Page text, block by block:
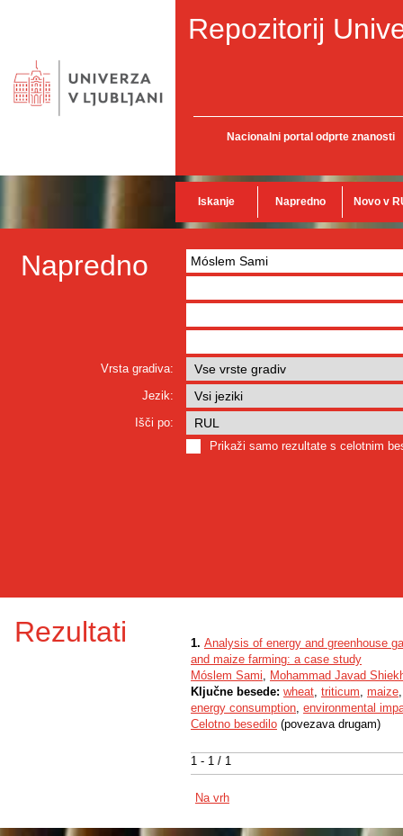
Repozitorij
Nacionalni portal odprte znanosti
Iskanje Napredno Novo v
Napredno
Vrsta gradiva:
Jezik:
Išči po:
Prikaži samo rezultate s celotnim
Rezultati
1 - 1 / 1
1. Analysis of energy and greenhouse
and maize farming: a case study
Móslem Sami, Mohammad Javad
Ključne besede: wheat, triticum, maize
energy consumption, environmental
Celotno besedilo (povezava drugam)
Na vrh